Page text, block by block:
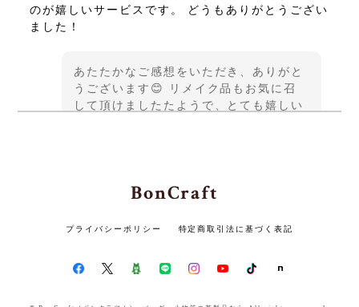
のが嬉しいサービスです。 どうもありがとうござい
ました！
あたたかなご感想をいただき、ありがと
うございます😊 リメイク品もお気に召
して頂けましたたようで、とても嬉しい
2026/05/14
BonCraft
プライバシーポリシー 特定商取引法に基づく表記